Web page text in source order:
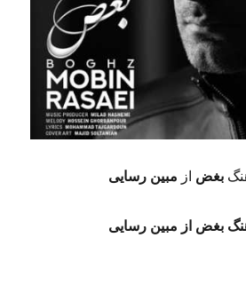
بغض از مبین رسایی
بغض از مبین رسایی